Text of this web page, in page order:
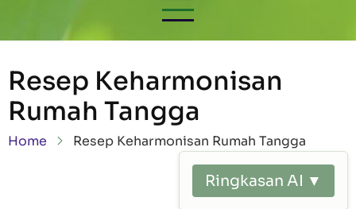
Resep Keharmonisan
Rumah Tangga
Breadcrumb
Home Resep Keharmonisan Rumah Tangga
Ringkasan AI ▼